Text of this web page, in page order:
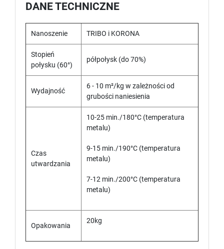
DANE TECHNICZNE
Nanoszenie TRIBO i KORONA
Stopień
połysku (60°)
półpołysk (do 70%)
Wydajność
6 - 10 m²/kg w zależności od
grubości naniesienia
Czas
utwardzania
10-25 min./180°C (temperatura
metalu)
9-15 min./190°C (temperatura
metalu)
7-12 min./200°C (temperatura
metalu)
Opakowania
20kg